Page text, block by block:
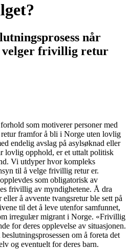
når
velger frivillig retur
som motiverer personer med
framfor å bli i Norge uten lovlig
endelig avslag på asylsøknad eller
lovlig opphold, er et uttalt politisk
Vi utdyper hvor kompleks
til å velge frivillig retur er.
som obligatorisk av
frivillig av myndighetene. Å dra
å avvente tvangsretur ble sett på
til det å leve utenfor samfunnet,
irregulær migrant i Norge. «Frivillig
for deres opplevelse av situasjonen.
om å foreta det
og eventuelt for deres barn.